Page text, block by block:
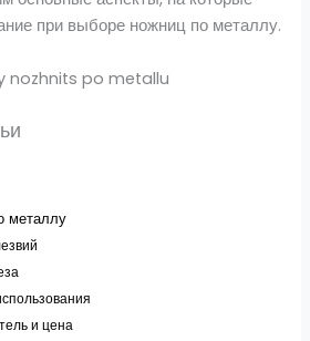
при выборе ножниц по металлу.
металлу
и цена